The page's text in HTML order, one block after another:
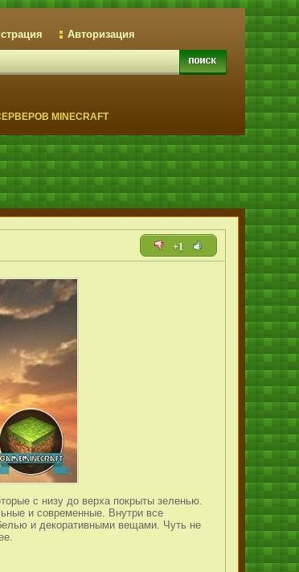
Авторизация
MINECRAFT
+1
с низу до верха покрыты зеленью.
и современные. Внутри все
и декоративными вещами. Чуть не